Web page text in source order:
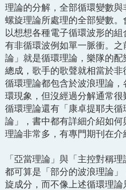
理論的分解，全部循環變數
螺旋理論所處理的全部變數
以想想各種電子循環波形的
有非循環波例如單一脈衝。
論」就是循環理論，樂隊的
總成，歌手的歌聲就相當於
循環理論都包含於波浪理論
環現象，但沒經過分解通常
循環理論還有「康卓提耶夫
論」，書中都有詳細介紹如
理論非常多，有專門期刊在介
「亞當理論」與「主控對稱
都可算是「部分的波浪理論
旋成分，而不像上述循環理